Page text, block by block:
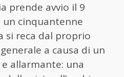
prende avvio il 9
un cinquantenne
si reca dal proprio
a causa di un
allarmante: una